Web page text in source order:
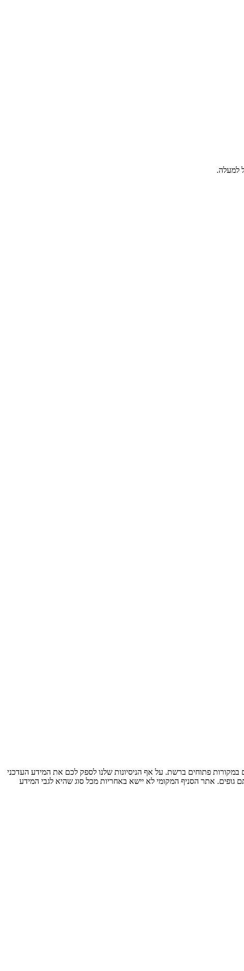
פתוחים ברשת. על אף הניסיונות שלנו לספק לכם את המידע העדכני
גופים. אתר הסניף המקומי לא יישא באחריות מכל סוג שהיא לגבי המידע